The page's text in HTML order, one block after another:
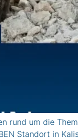
rund um die
Standort in